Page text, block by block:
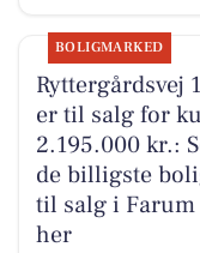
BOLIGMARKED
Ryttergårdsvej
er til salg for
2.195.000 kr.:
de billigste
til salg i Farum
her